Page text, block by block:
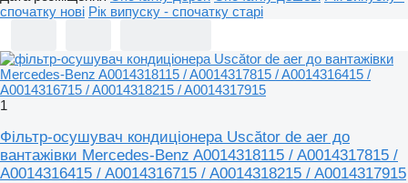
спочатку нові Рік випуску - спочатку старі
1
Фільтр-осушувач кондиціонера Uscător de aer до
вантажівки Mercedes-Benz A0014318115 / A0014317815 /
A0014316415 / A0014316715 / A0014318215 / A0014317915